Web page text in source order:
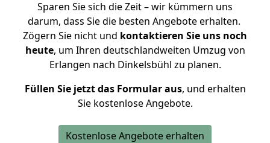
Sparen Sie sich die Zeit – wir kümmern uns
darum, dass Sie die besten Angebote erhalten.
Zögern Sie nicht und kontaktieren Sie uns noch
heute, um Ihren deutschlandweiten Umzug von
Erlangen nach Dinkelsbühl zu planen.
Füllen Sie jetzt das Formular aus, und erhalten
Sie kostenlose Angebote.
Kostenlose Angebote erhalten